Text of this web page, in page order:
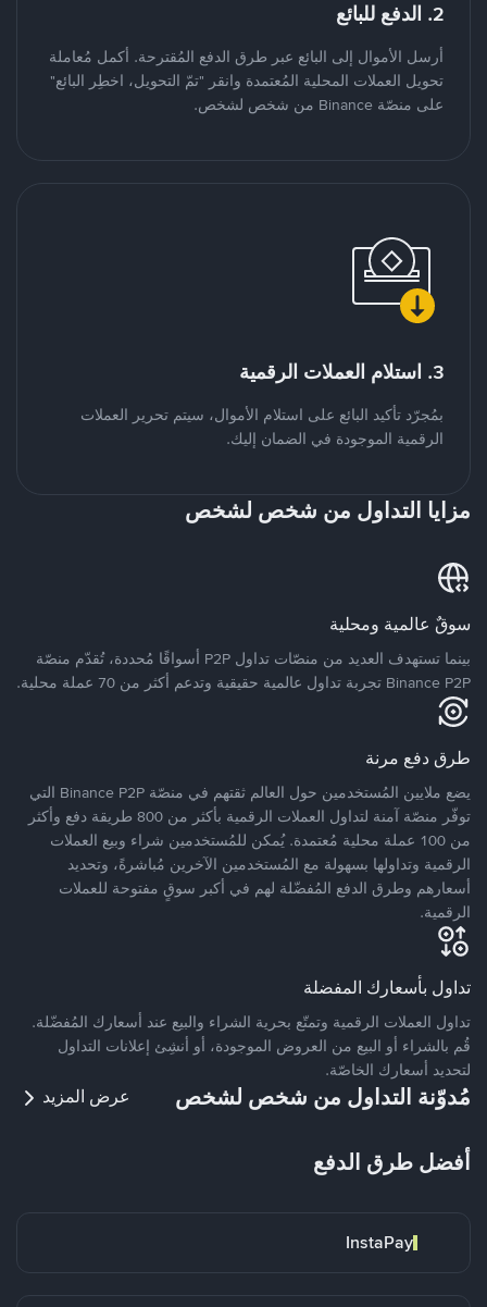
2. الدفع للبائع
أرسل الأموال إلى البائع عبر طرق الدفع المُقترحة. أكمل مُعاملة
تحويل العملات المحلية المُعتمدة وانقر "تمّ التحويل، اخطِر البائع"
على منصّة Binance من شخص لشخص.
3. استلام العملات الرقمية
بمُجرّد تأكيد البائع على استلام الأموال، سيتم تحرير العملات
الرقمية الموجودة في الضمان إليك.
مزايا التداول من شخص لشخص
سوقٌ عالمية ومحلية
بينما تستهدف العديد من منصّات تداول P2P أسواقًا مُحددة، تُقدّم منصّة
Binance P2P تجربة تداول عالمية حقيقية وتدعم أكثر من 70 عملة محلية.
طرق دفع مرنة
يضع ملايين المُستخدمين حول العالم ثقتهم في منصّة Binance P2P التي
توفّر منصّة آمنة لتداول العملات الرقمية بأكثر من 800 طريقة دفع وأكثر
من 100 عملة محلية مُعتمدة. يُمكن للمُستخدمين شراء وبيع العملات
الرقمية وتداولها بسهولة مع المُستخدمين الآخرين مُباشرةً، وتحديد
أسعارهم وطرق الدفع المُفضّلة لهم في أكبر سوقٍ مفتوحة للعملات
الرقمية.
تداول بأسعارك المفضلة
تداول العملات الرقمية وتمتّع بحرية الشراء والبيع عند أسعارك المُفضّلة.
قُم بالشراء أو البيع من العروض الموجودة، أو أنشِئ إعلانات التداول
لتحديد أسعارك الخاصّة.
مُدوّنة التداول من شخص لشخص عرض المزيد
أفضل طرق الدفع
InstaPay